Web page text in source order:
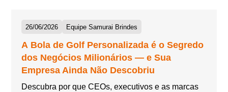
26/06/2026 Equipe Samurai Brindes
A Bola de Golf Personalizada é o Segredo
dos Negócios Milionários — e Sua
Empresa Ainda Não Descobriu
Descubra por que CEOs, executivos e as marcas